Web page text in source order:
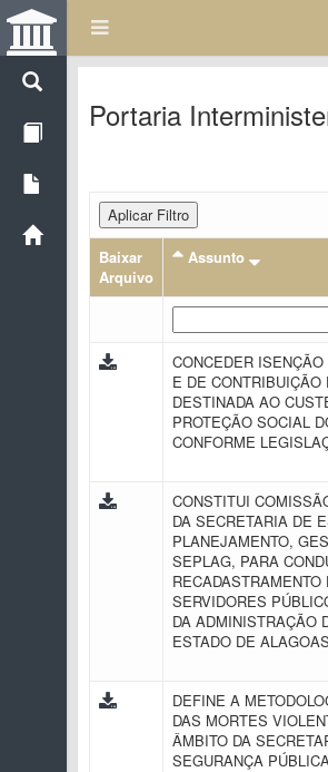
Portaria
Aplicar Filtro
Baixar
Arquivo
Assunto
CONCEDER
E DE
DESTINADA AO
PROTEÇÃO SOCIAL
CONFORME
CONSTITUI
DA SECRETARIA DE
PLANEJAMENTO,
SEPLAG, PARA
SERVIDORES
DA ADMINISTRAÇÃO
ESTADO DE ALAGOAS
DEFINE A
DAS MORTES
ÂMBITO DA
SEGURANÇA